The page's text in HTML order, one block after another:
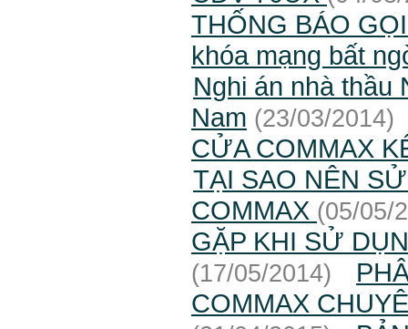
THỐNG BÁO
khóa mạng bất
Nghi án nhà thầu
Nam (23/03/2014)
CỬA COMMAX
TẠI SAO NÊN
COMMAX (05/05/
GẶP KHI SỬ
(17/05/2014)
COMMAX